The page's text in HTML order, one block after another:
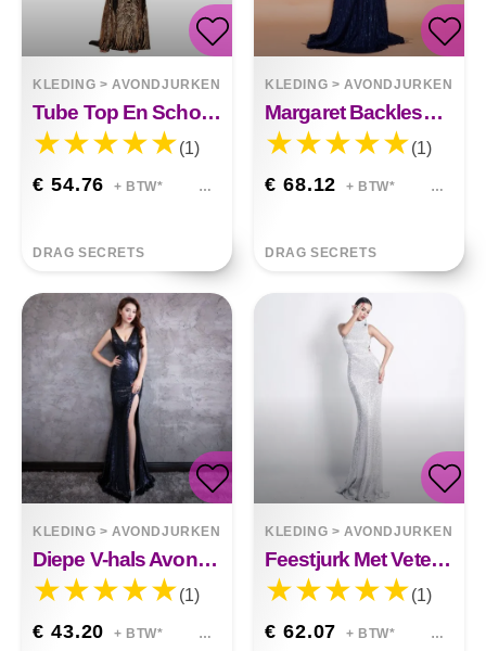
KLEDING >AVONDJURKEN
Tube Top En Schouder Avondjurk Iris
(1)
€ 54.76 + BTW*
DRAG SECRETS
KLEDING >AVONDJURKEN
Margaret Backless Jurk Met Franjes
(1)
€ 68.12 + BTW*
DRAG SECRETS
KLEDING >AVONDJURKEN
Diepe V-hals Avondjurk Bar Nachtclub Sloane
(1)
€ 43.20 + BTW*
KLEDING >AVONDJURKEN
Feestjurk Met Veters Juniper
(1)
€ 62.07 + BTW*